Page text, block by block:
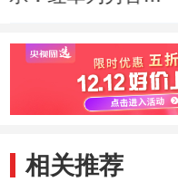
得穷苦人的信任
相关推荐